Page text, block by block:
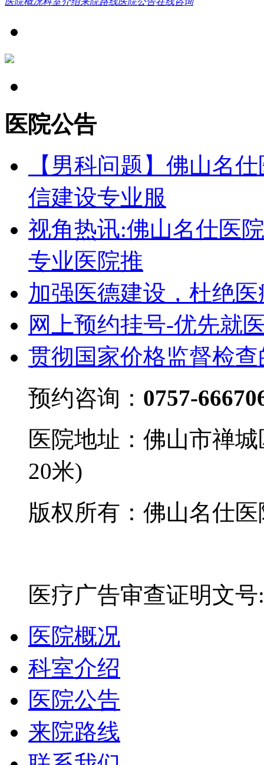
医院公告
【男科问题】佛山名
信建设专业服
视角热讯:佛山名仕医
专业医院推
加强医德建设，杜绝
网上预约挂号-优先就
贯彻国家价格监督检
预约咨询： 0757-
医院地址：佛山市禅
20米)
版权所有：佛山名仕
医疗广告审查证明文
医院概况
科室介绍
医院公告
来院路线